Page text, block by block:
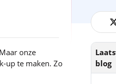
onze
up te maken. Zo
blog